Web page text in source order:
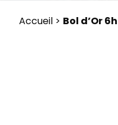
Accueil > Bol d’Or